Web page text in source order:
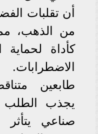
أن تقلبات
من الذهب،
كأداة
طابعين
يجذب الطلب
صناعي يتأثر